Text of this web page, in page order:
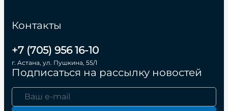
Контакты
+7 (705) 956 16-10
г. Астана, ул. Пушкина, 55/1
Подписаться на рассылку новостей